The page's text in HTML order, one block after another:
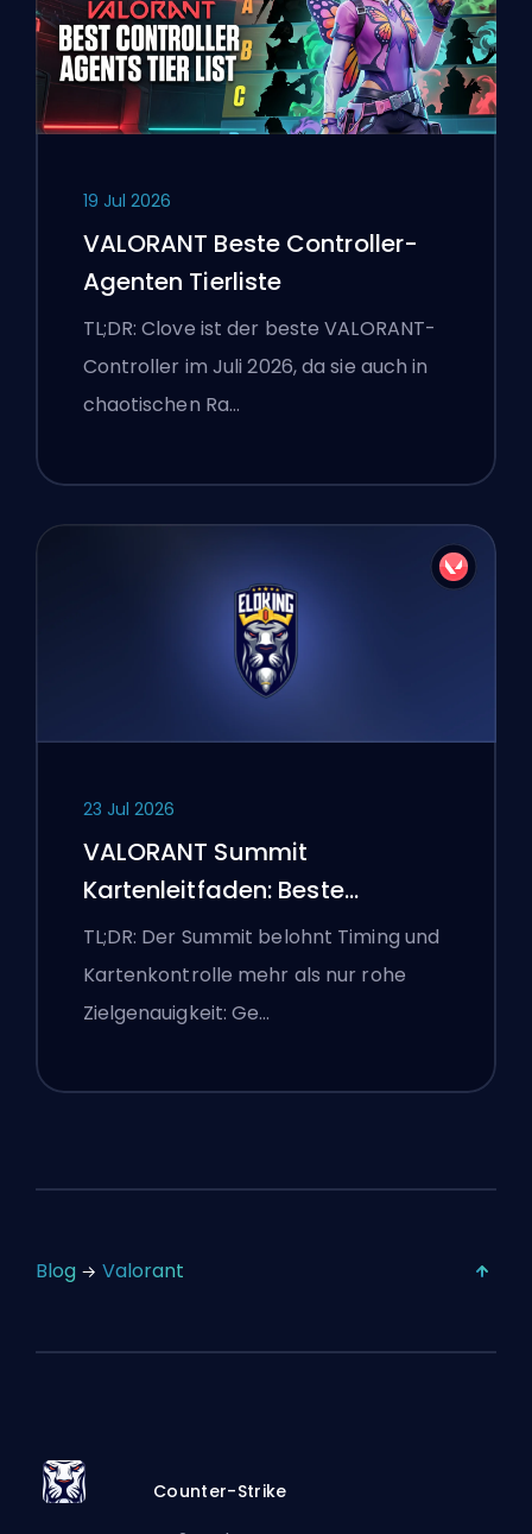
19 Jul 2026
VALORANT Beste Controller-
Agenten Tierliste
TL;DR: Clove ist der beste VALORANT-
Controller im Juli 2026, da sie auch in
chaotischen Ra…
23 Jul 2026
VALORANT Summit
Kartenleitfaden: Beste
Agenten, Callouts und
Smokes
TL;DR: Der Summit belohnt Timing und
Kartenkontrolle mehr als nur rohe
Zielgenauigkeit: Ge…
Blog Valorant
Counter-Strike